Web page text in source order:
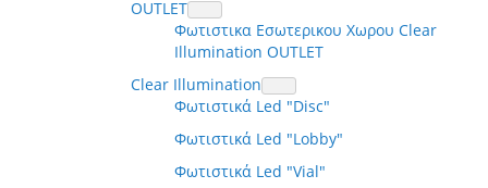
OUTLET
Φωτιστικα Εσωτερικου Χωρου Clear
Illumination OUTLET
Clear Illumination
Φωτιστικά Led "Disc"
Φωτιστικά Led "Lobby"
Φωτιστικά Led "Vial"